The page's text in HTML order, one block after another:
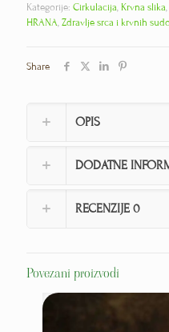
Kategorije: Cirkulacija, Krvna slika,
HRANA, Zdravlje srca i krvnih
Share
OPIS
DODATNE
RECENZIJE 0
Povezani proizvodi